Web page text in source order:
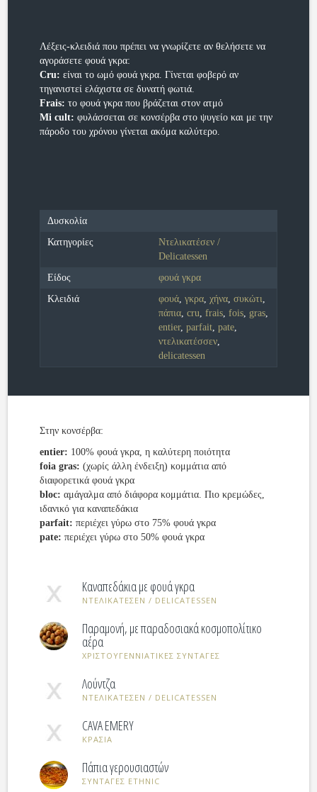
Λέξεις-κλειδιά που πρέπει να γνωρίζετε αν θελήσετε να
αγοράσετε φουά γκρα:
Cru: είναι το ωμό φουά γκρα. Γίνεται φοβερό αν
τηγανιστεί ελάχιστα σε δυνατή φωτιά.
Frais: το φουά γκρα που βράζεται στον ατμό
Mi cult: φυλάσσεται σε κονσέρβα στο ψυγείο και με την
πάροδο του χρόνου γίνεται ακόμα καλύτερο.
Δυσκολία
Κατηγορίες
Ντελικατέσεν /
Delicatessen
Είδος
φουά γκρα
Κλειδιά
φουά, γκρα, χήνα, συκώτι,
πάπια, cru, frais, fois, gras,
entier, parfait, pate,
ντελικατέσσεν,
delicatessen
Στην κονσέρβα:
entier: 100% φουά γκρα, η καλύτερη ποιότητα
foia gras: (χωρίς άλλη ένδειξη) κομμάτια από
διαφορετικά φουά γκρα
bloc: αμάγαλμα από διάφορα κομμάτια. Πιο κρεμώδες,
ιδανικό για καναπεδάκια
parfait: περιέχει γύρω στο 75% φουά γκρα
pate: περιέχει γύρω στο 50% φουά γκρα
Καναπεδάκια με φουά γκρα
ΝΤΕΛΙΚΑΤΕΣΕΝ / DELICATESSEN
Παραμονή, με παραδοσιακά κοσμοπολίτικο
αέρα
ΧΡΙΣΤΟΥΓΕΝΝΙΑΤΙΚΕΣ ΣΥΝΤΑΓΕΣ
Λούντζα
ΝΤΕΛΙΚΑΤΕΣΕΝ / DELICATESSEN
CAVA EMERY
ΚΡΑΣΙΑ
Πάπια γερουσιαστών
ΣΥΝΤΑΓΕΣ ETHNIC